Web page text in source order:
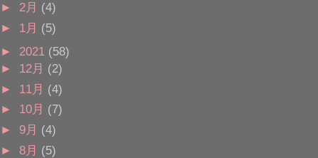
► 2月 (4)
► 1月 (5)
► 2021 (58)
► 12月 (2)
► 11月 (4)
► 10月 (7)
► 9月 (4)
► 8月 (5)